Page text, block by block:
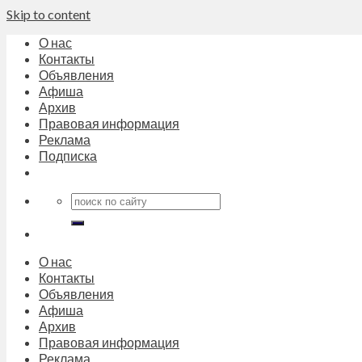
Skip to content
О нас
Контакты
Объявления
Афиша
Архив
Правовая информация
Реклама
Подписка
О нас
Контакты
Объявления
Афиша
Архив
Правовая информация
Реклама